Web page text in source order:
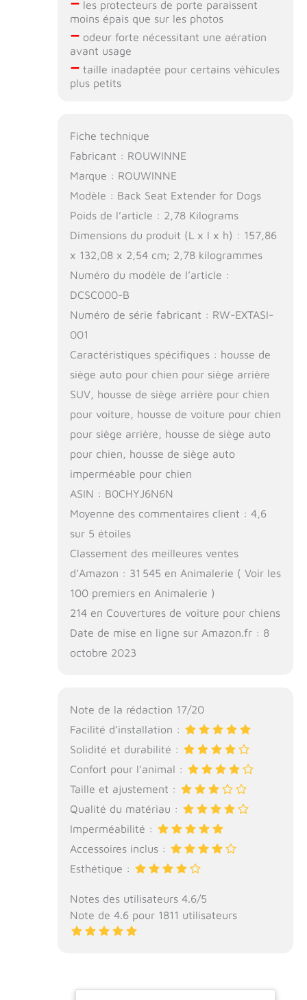
les protecteurs de porte paraissent
moins épais que sur les photos
–odeur forte nécessitant une aération
avant usage
–taille inadaptée pour certains véhicules
plus petits
Fiche technique
Fabricant : ROUWINNE
Marque : ROUWINNE
Modèle : Back Seat Extender for Dogs
Poids de l’article : 2,78 Kilograms
Dimensions du produit (L x l x h) : 157,86
x 132,08 x 2,54 cm; 2,78 kilogrammes
Numéro du modèle de l’article :
DCSC000-B
Numéro de série fabricant : RW-EXTASI-
001
Caractéristiques spécifiques : housse de
siège auto pour chien pour siège arrière
SUV, housse de siège arrière pour chien
pour voiture, housse de voiture pour chien
pour siège arrière, housse de siège auto
pour chien, housse de siège auto
imperméable pour chien
ASIN : B0CHYJ6N6N
Moyenne des commentaires client : 4,6
sur 5 étoiles
Classement des meilleures ventes
d’Amazon : 31 545 en Animalerie ( Voir les
100 premiers en Animalerie )
214 en Couvertures de voiture pour chiens
Date de mise en ligne sur Amazon.fr : 8
octobre 2023
Note de la rédaction 17/20
Facilité d’installation :
Solidité et durabilité :
Confort pour l’animal :
Taille et ajustement :
Qualité du matériau :
Imperméabilité :
Accessoires inclus :
Esthétique :
Notes des utilisateurs 4.6/5
Note de 4.6 pour 1811 utilisateurs